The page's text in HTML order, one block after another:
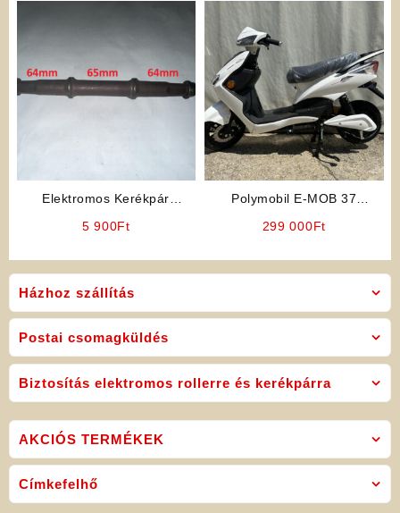
Házhoz szállítás
Postai csomagküldés
Biztosítás elektromos rollerre és kerékpárra
Elektromos Kerékpár
5 900Ft
Polymobil E-MOB 37
299 000Ft
AKCIÓS TERMÉKEK
Címkefelhő